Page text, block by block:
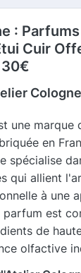
:
Cuir
une marque
en
spécialise
qui allient
à une
parfum est
de
olfactive